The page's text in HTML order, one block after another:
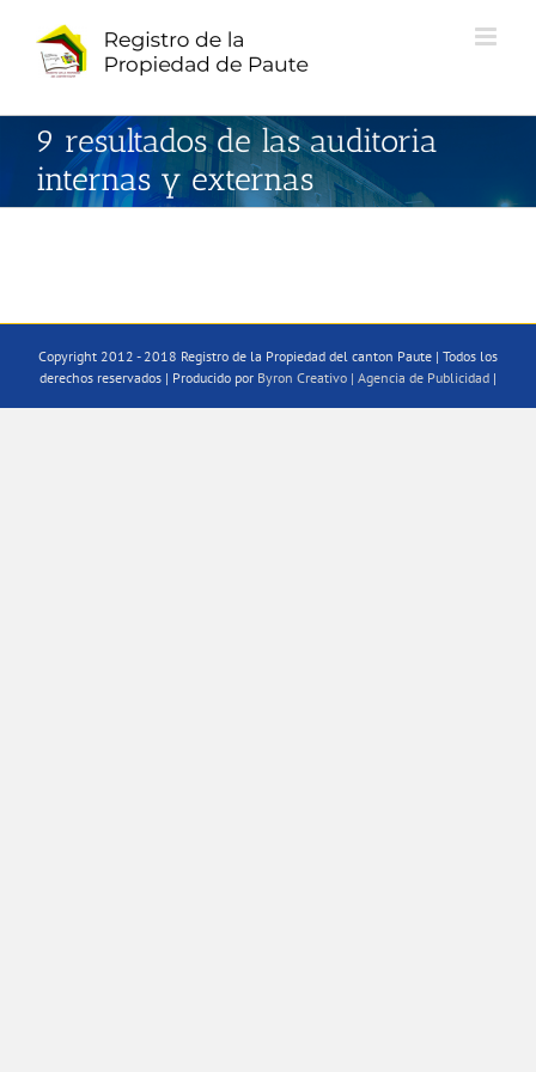
contenido
9 resultados de las auditoria
internas y externas
Copyright 2012 - 2018 Registro de la Propiedad del canton Paute | Todos los
derechos reservados | Producido por Byron Creativo | Agencia de Publicidad |